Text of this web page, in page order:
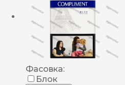
Фасовка:
Блок